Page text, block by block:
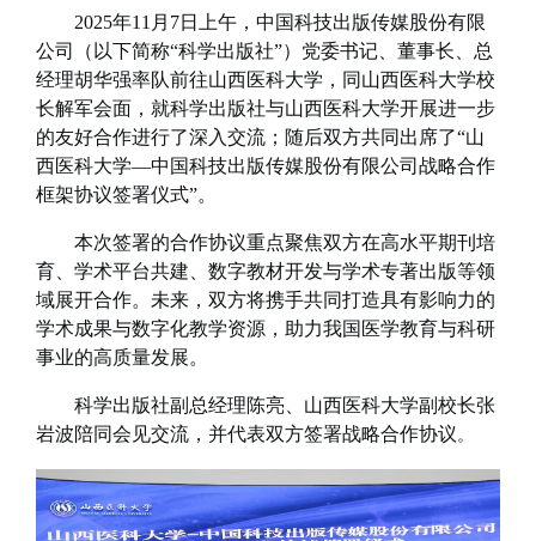
2025年11月7日上午，中国科技出版传媒股份有限
公司（以下简称“科学出版社”）党委书记、董事长、总
经理胡华强率队前往山西医科大学，同山西医科大学校
长解军会面，就科学出版社与山西医科大学开展进一步
的友好合作进行了深入交流；随后双方共同出席了“山
西医科大学—中国科技出版传媒股份有限公司战略合作
框架协议签署仪式”。
本次签署的合作协议重点聚焦双方在高水平期刊培
育、学术平台共建、数字教材开发与学术专著出版等领
域展开合作。未来，双方将携手共同打造具有影响力的
学术成果与数字化教学资源，助力我国医学教育与科研
事业的高质量发展。
科学出版社副总经理陈亮、山西医科大学副校长张
岩波陪同会见交流，并代表双方签署战略合作协议 。